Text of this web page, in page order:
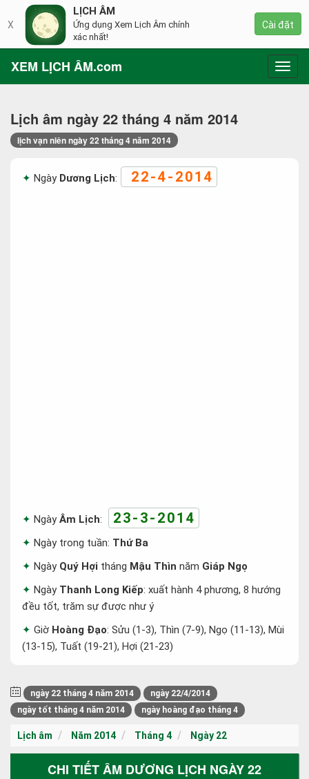
XEM LỊCH ÂM.com
Lịch âm ngày 22 tháng 4 năm 2014
lịch vạn niên ngày 22 tháng 4 năm 2014
Ngày Dương Lịch: 22-4-2014
NgàyÂm Lịch: 23-3-2014
Ngày trong tuần: Thứ Ba
Ngày Quý Hợi tháng Mậu Thìn năm Giáp Ngọ
Ngày Thanh Long Kiếp: xuất hành 4 phương, 8 hướng
đều tốt, trăm sự được như ý
Giờ Hoàng Đạo: Sửu (1-3), Thìn (7-9), Ngọ (11-13), Mùi
(13-15), Tuất (19-21), Hợi (21-23)
ngày 22 tháng 4 năm 2014
ngày 22/4/2014
ngày tốt tháng 4 năm 2014
ngày hoàng đạo tháng 4
Lịch âm Năm 2014 Tháng 4 Ngày 22
CHI TIẾT ÂM DƯƠNG LỊCH NGÀY 22
X
LỊCH ÂM
Ứng dụng Xem Lịch Âm chính
xác nhất!
Cài đặt